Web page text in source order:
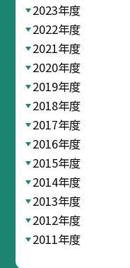
2023年度
2022年度
2021年度
2020年度
2019年度
2018年度
2017年度
2016年度
2015年度
2014年度
2013年度
2012年度
2011年度